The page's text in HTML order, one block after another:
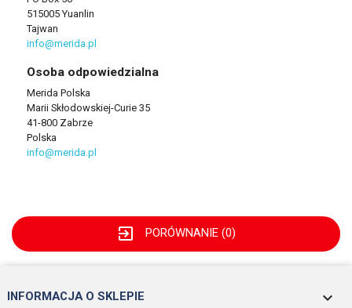
515005 Yuanlin
Tajwan
info@merida.pl
Osoba odpowiedzialna
Merida Polska
Marii Skłodowskiej-Curie 35
41-800 Zabrze
Polska
info@merida.pl
exit_to_app PORÓWNANIE (0)
INFORMACJA O SKLEPIE keyboard_arrow_down